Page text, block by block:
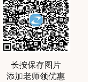
人员取得的考试成
滚动管理。
籍压中将近70%的小
，十分给力，值得推
长按保存图片
添加老师领优惠